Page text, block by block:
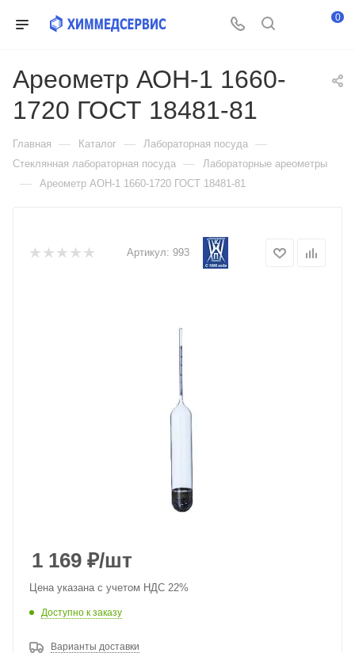
0
Ареометр АОН-1 1660-
1720 ГОСТ 18481-81
Главная — Каталог — Лабораторная посуда —
Стеклянная лабораторная посуда — Лабораторные ареометры
— Ареометр АОН-1 1660-1720 ГОСТ 18481-81
Артикул: 993
1 169 ₽/шт
Цена указана с учетом НДС 22%
Доступно к заказу
Варианты доставки